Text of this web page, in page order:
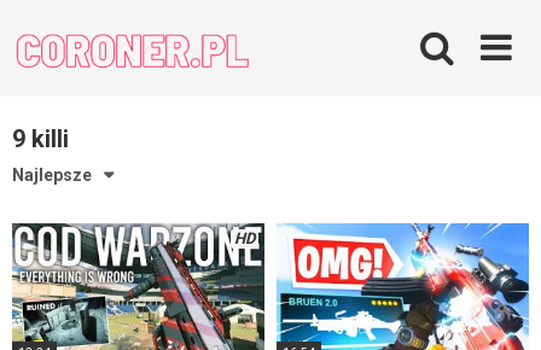
content
9 killi
Najlepsze
HD